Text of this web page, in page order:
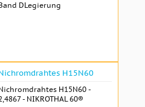
DLegierung
H15N60
H15N60 -
- NIKROTHAL 60®